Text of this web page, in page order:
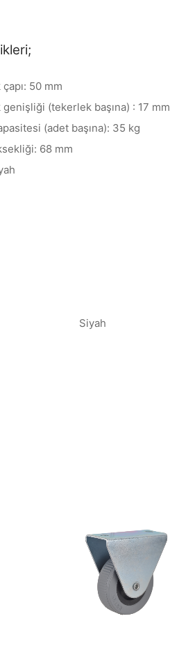
50 mm
(tekerlek başına) : 17 mm
(adet başına): 35 kg
68 mm
Siyah